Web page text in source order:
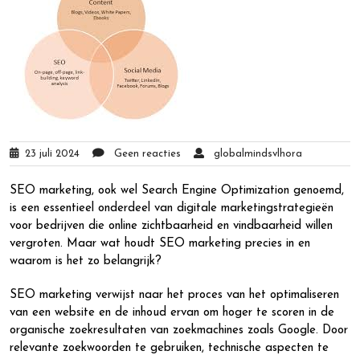
23 juli 2024 Geen reacties globalmindsvlhora
SEO marketing, ook wel Search Engine Optimization genoemd,
is een essentieel onderdeel van digitale marketingstrategieën
voor bedrijven die online zichtbaarheid en vindbaarheid willen
vergroten. Maar wat houdt SEO marketing precies in en
waarom is het zo belangrijk?
SEO marketing verwijst naar het proces van het optimaliseren
van een website en de inhoud ervan om hoger te scoren in de
organische zoekresultaten van zoekmachines zoals Google. Door
relevante zoekwoorden te gebruiken, technische aspecten te